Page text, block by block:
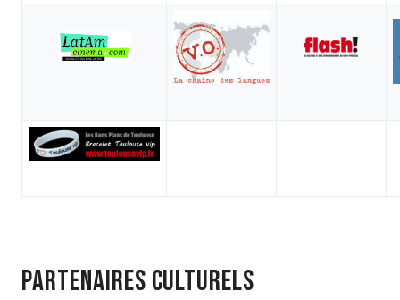
PARTENAIRES CULTURELS